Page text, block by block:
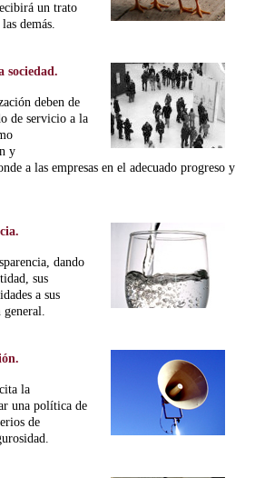
un trato
demás.
sociedad.
deben de
de servicio a la
y
a las empresas en el adecuado progreso y
dando
sus
a sus
general.
la
una política de
de